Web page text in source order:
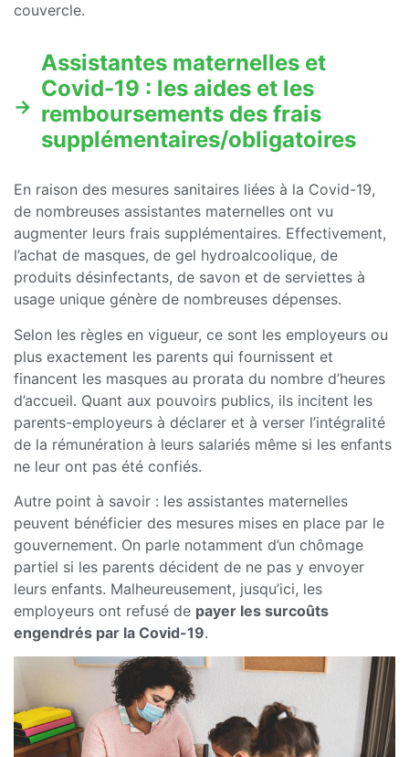
couvercle.
Assistantes maternelles et
Covid-19 : les aides et les
remboursements des frais
supplémentaires/obligatoires
En raison des mesures sanitaires liées à la Covid-19,
de nombreuses assistantes maternelles ont vu
augmenter leurs frais supplémentaires. Effectivement,
l’achat de masques, de gel hydroalcoolique, de
produits désinfectants, de savon et de serviettes à
usage unique génère de nombreuses dépenses.
Selon les règles en vigueur, ce sont les employeurs ou
plus exactement les parents qui fournissent et
financent les masques au prorata du nombre d’heures
d’accueil. Quant aux pouvoirs publics, ils incitent les
parents-employeurs à déclarer et à verser l’intégralité
de la rémunération à leurs salariés même si les enfants
ne leur ont pas été confiés.
Autre point à savoir : les assistantes maternelles
peuvent bénéficier des mesures mises en place par le
gouvernement. On parle notamment d’un chômage
partiel si les parents décident de ne pas y envoyer
leurs enfants. Malheureusement, jusqu’ici, les
employeurs ont refusé de payer les surcoûts
engendrés par la Covid-19.